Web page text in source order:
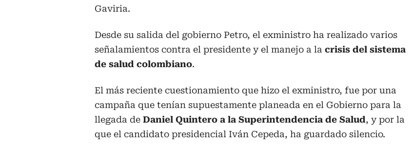
Gaviria.
Desde su salida del gobierno Petro, el exministro ha realizado varios
señalamientos contra el presidente y el manejo a la crisis del sistema
de salud colombiano.
El más reciente cuestionamiento que hizo el exministro, fue por una
campaña que tenían supuestamente planeada en el Gobierno para la
llegada de Daniel Quintero a la Superintendencia de Salud, y por la
que el candidato presidencial Iván Cepeda, ha guardado silencio.